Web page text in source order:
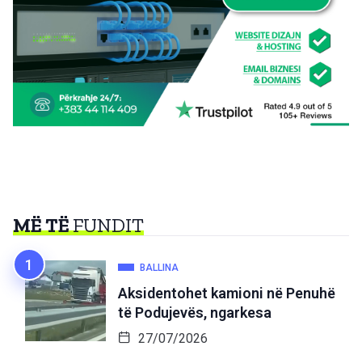
MË TËFUNDIT
BALLINA
Aksidentohet kamioni në Penuhë
të Podujevës, ngarkesa
27/07/2026